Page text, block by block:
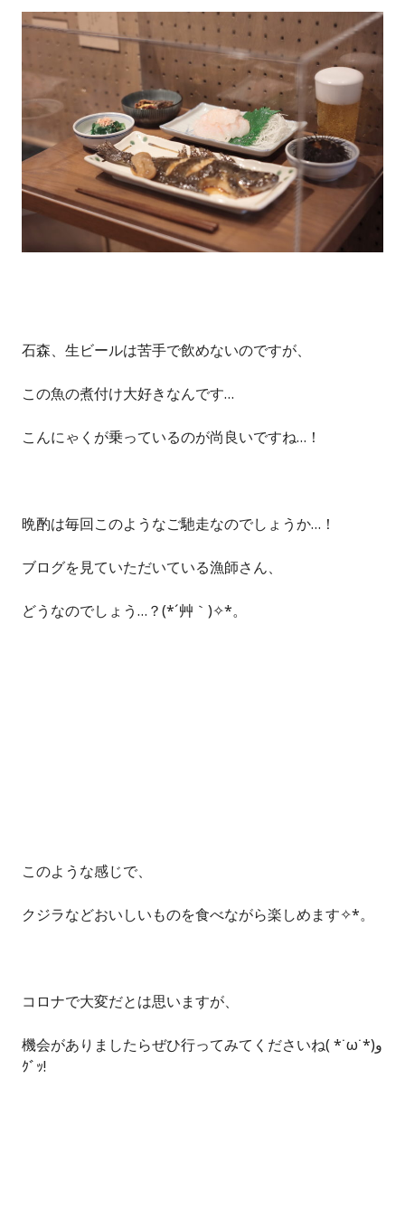
石森、生ビールは苦手で飲めないのですが、
この魚の煮付け大好きなんです…
こんにゃくが乗っているのが尚良いですね…！
晩酌は毎回このようなご馳走なのでしょうか…！
ブログを見ていただいている漁師さん、
どうなのでしょう…？(*´艸｀)✧*。
このような感じで、
クジラなどおいしいものを食べながら楽しめます✧*。
コロナで大変だとは思いますが、
機会がありましたらぜひ行ってみてくださいね( *˙ω˙*)و
ｸﾞｯ!